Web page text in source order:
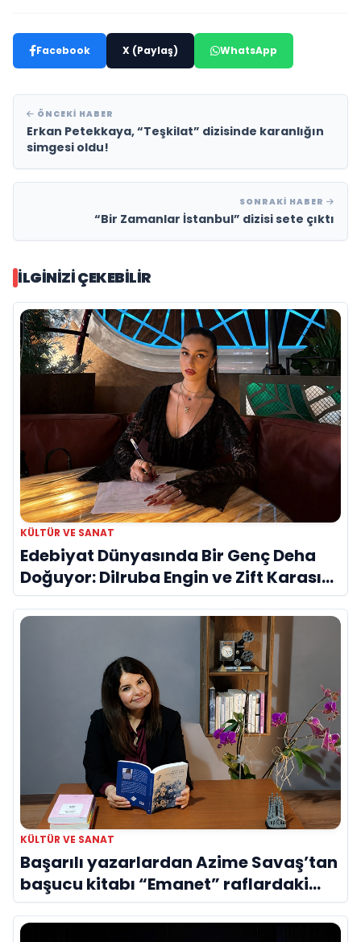
Facebook X (Paylaş) WhatsApp
ÖNCEKI HABER
Erkan Petekkaya, “Teşkilat” dizisinde karanlığın
simgesi oldu!
SONRAKI HABER
“Bir Zamanlar İstanbul” dizisi sete çıktı
İLGINIZI ÇEKEBILIR
KÜLTÜR VE SANAT
Edebiyat Dünyasında Bir Genç Deha
Doğuyor: Dilruba Engin ve Zift Karası
Evreni ‘AVENOİR’
KÜLTÜR VE SANAT
Başarılı yazarlardan Azime Savaş’tan
başucu kitabı “Emanet” raflardaki
yerini aldı